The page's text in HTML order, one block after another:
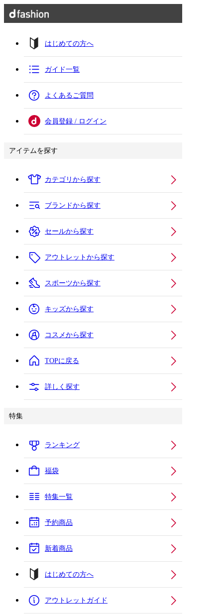
はじめての方へ
ガイド一覧
よくあるご質問
会員登録 / ログイン
アイテムを探す
カテゴリから探す
ブランドから探す
セールから探す
アウトレットから探す
スポーツから探す
キッズから探す
コスメから探す
TOPに戻る
詳しく探す
特集
ランキング
福袋
特集一覧
予約商品
新着商品
はじめての方へ
アウトレットガイド